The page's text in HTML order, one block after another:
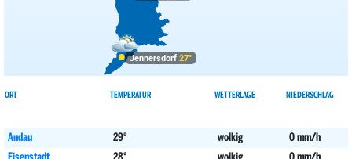
10°
24°
22°
Madrid 25° sonnig
Jennersdorf27°
ORT TEMPERATUR WETTERLAGE NIEDERSCHLAG
Andau 29° wolkig 0 mm/h
Eisenstadt 28° wolkig 0 mm/h